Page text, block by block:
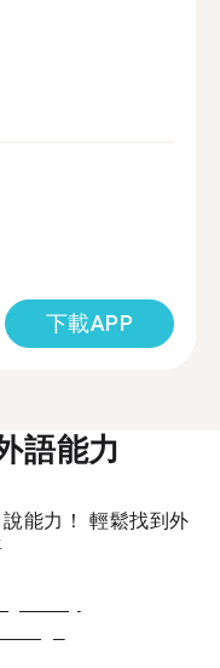
下載APP
語能力
能力！ 輕鬆找到外